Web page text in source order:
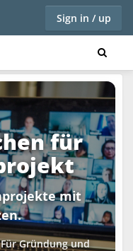
Sign in / up
für
mit
Gründung und